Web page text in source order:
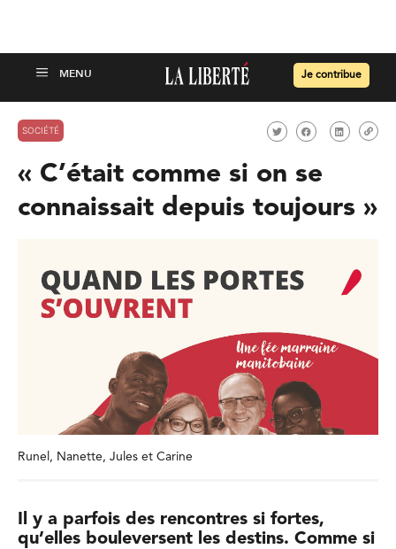
Je contribue
SOCIÉTÉ
« C’était comme si on se
connaissait depuis toujours »
Runel, Nanette, Jules et Carine
Il y a parfois des rencontres si fortes,
qu’elles bouleversent les destins. Comme si